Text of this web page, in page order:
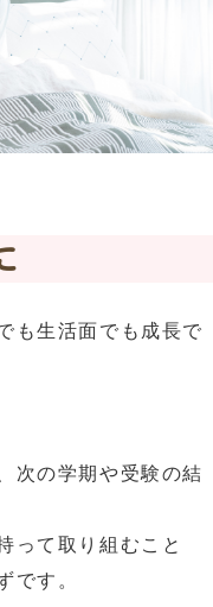
も生活面でも成長で
次の学期や受験の結
って取り組むこと
す。